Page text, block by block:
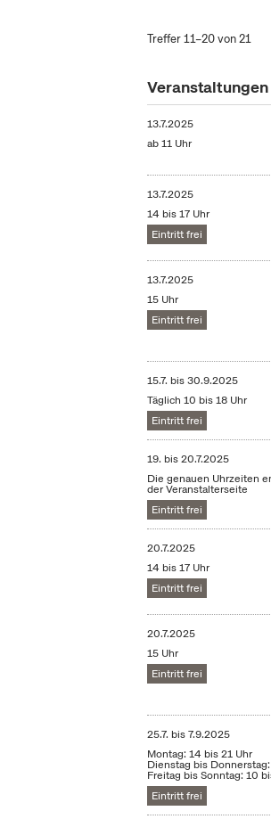
Treffer 11–20 von 21
13.7.2025
ab 11 Uhr
13.7.2025
14 bis 17 Uhr
Eintritt frei
13.7.2025
15 Uhr
Eintritt frei
15.7. bis30.9.2025
Täglich 10 bis 18 Uhr
Eintritt frei
19. bis20.7.2025
Die genauen Uhrzeiten
der Veranstalterseite
Eintritt frei
20.7.2025
14 bis 17 Uhr
Eintritt frei
20.7.2025
15 Uhr
Eintritt frei
25.7. bis7.9.2025
Montag: 14 bis 21 Uhr
Dienstag bis
Freitag bis Sonntag: 10
Eintritt frei